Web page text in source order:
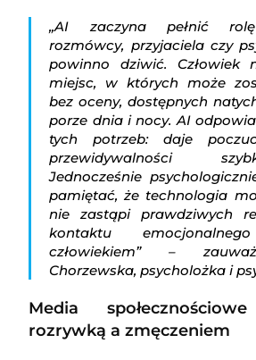
„AI zaczyna pełnić rolę
rozmówcy, przyjaciela czy
powinno dziwić. Człowiek
miejsc, w których może
bez oceny, dostępnych
porze dnia i nocy. AI
tych potrzeb: daje
przewidywalności
Jednocześnie
pamiętać, że technologia
nie zastąpi prawdziwych
kontaktu
człowiekiem” –
Chorzewska, psycholożka i
Media
rozrywką a zmęczeniem